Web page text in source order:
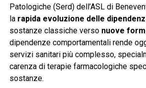
Patologiche (Serd) dell’ASL di
la rapida evoluzione delle
sostanze classiche verso nuove
dipendenze comportamentali rende
servizi sanitari più complesso,
carenza di terapie farmacologiche
sostanze.